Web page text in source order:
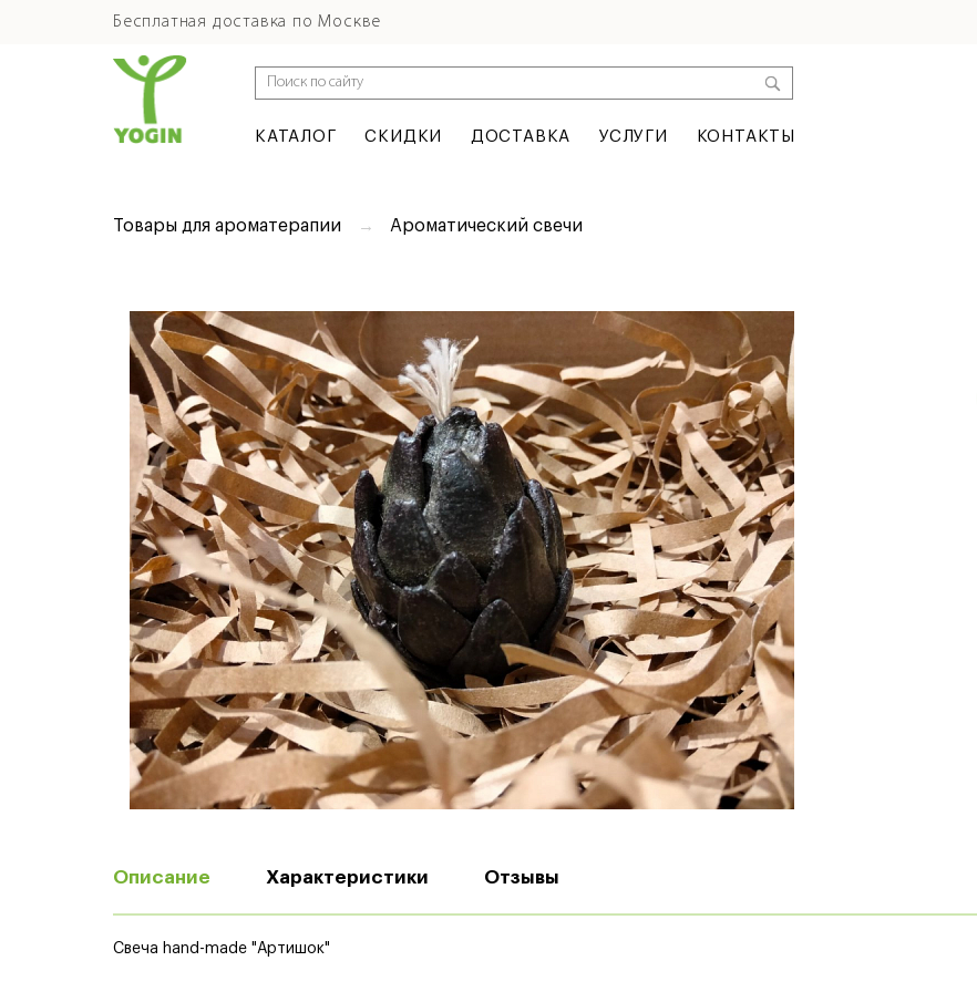
Бесплатная доставка по Москве
КАТАЛОГ СКИДКИ ДОСТАВКА УСЛУГИ КОНТАКТЫ
Товары для ароматерапии Ароматический свечи
Описание Характеристики Отзывы
Свеча hand-made "Артишок"